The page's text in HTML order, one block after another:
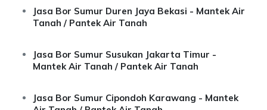
Jasa Bor Sumur Duren Jaya Bekasi - Mantek Air
Tanah / Pantek Air Tanah
Jasa Bor Sumur Susukan Jakarta Timur -
Mantek Air Tanah / Pantek Air Tanah
Jasa Bor Sumur Cipondoh Karawang - Mantek